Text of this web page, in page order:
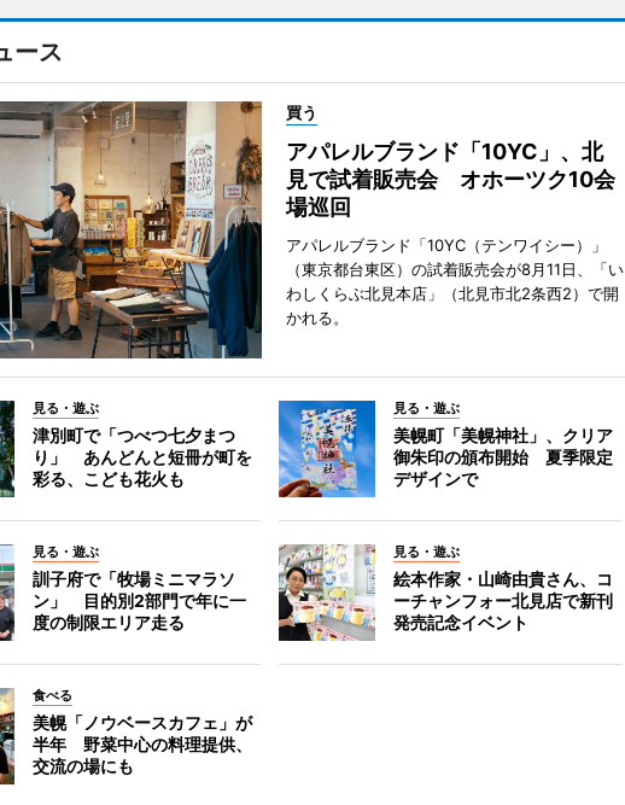
ース
買う
アパレルブランド「10YC」、北
見で試着販売会 オホーツク10会
場巡回
アパレルブランド「10YC（テンワイシー）」
（東京都台東区）の試着販売会が8月11日、「い
わしくらぶ北見本店」（北見市北2条西2）で開
かれる。
見る・遊ぶ
津別町で「つべつ七夕まつ
り」 あんどんと短冊が町を
彩る、こども花火も
見る・遊ぶ
美幌町「美幌神社」、クリア
御朱印の頒布開始 夏季限定
デザインで
見る・遊ぶ
訓子府で「牧場ミニマラソ
ン」 目的別2部門で年に一
度の制限エリア走る
見る・遊ぶ
絵本作家・山崎由貴さん、コ
ーチャンフォー北見店で新刊
発売記念イベント
食べる
美幌「ノウベースカフェ」が
半年 野菜中心の料理提供、
交流の場にも